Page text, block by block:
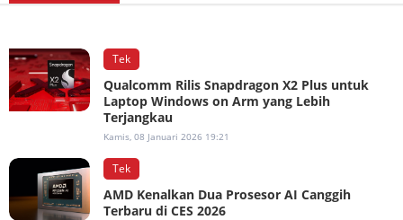
Tek
Qualcomm Rilis Snapdragon X2 Plus untuk
Laptop Windows on Arm yang Lebih
Terjangkau
Kamis, 08 Januari 2026 19:21
Tek
AMD Kenalkan Dua Prosesor AI Canggih
Terbaru di CES 2026